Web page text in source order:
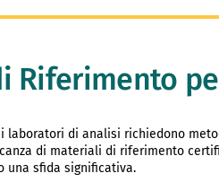
Riferimento
laboratori di analisi richiedono
di materiali di riferimento
una sfida significativa.